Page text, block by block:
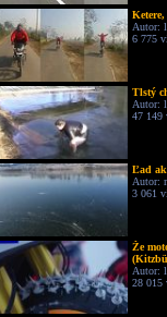
Autor:
6 775
Tlstý
Autor:
47 149
Ľad
Autor:
3 061
Že
Autor:
28 015